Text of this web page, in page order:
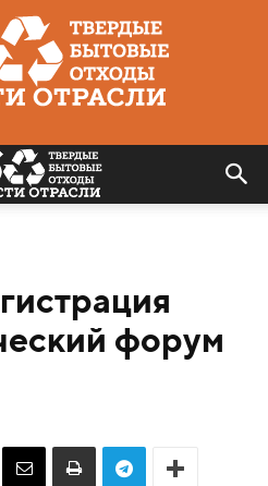
Твердые
бытовые
отходы
|
форум